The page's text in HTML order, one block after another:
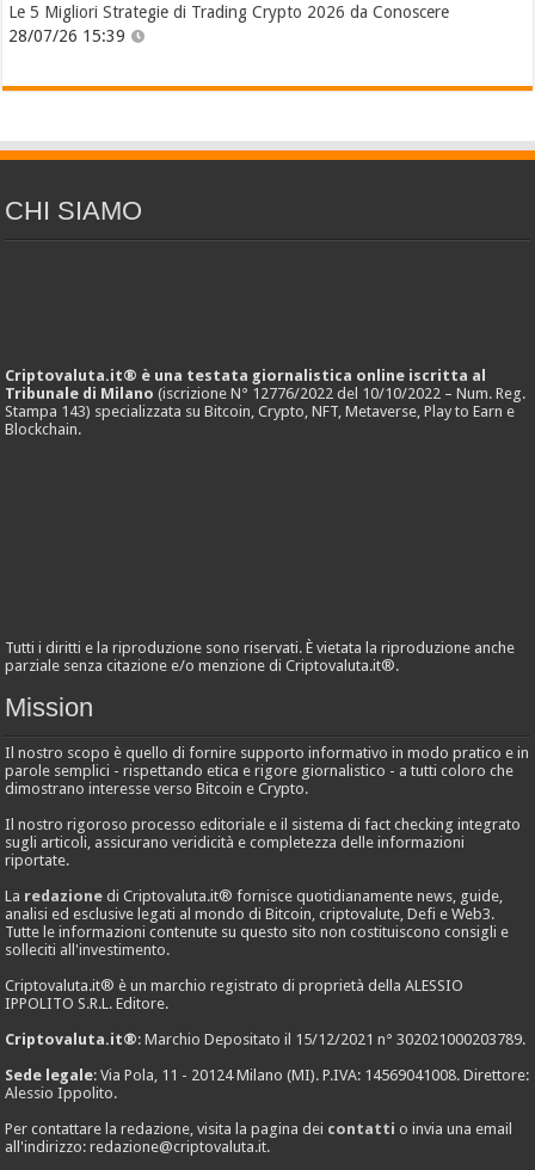
Le 5 Migliori Strategie di Trading Crypto 2026 da Conoscere
28/07/26 15:39
CHI SIAMO
Criptovaluta.it® è una testata giornalistica online iscritta al
Tribunale di Milano (iscrizione N° 12776/2022 del 10/10/2022 – Num. Reg.
Stampa 143) specializzata su Bitcoin, Crypto, NFT, Metaverse, Play to Earn e
Blockchain.
Tutti i diritti e la riproduzione sono riservati. È vietata la riproduzione anche
parziale senza citazione e/o menzione di Criptovaluta.it®.
Mission
Il nostro scopo è quello di fornire supporto informativo in modo pratico e in
parole semplici - rispettando etica e rigore giornalistico - a tutti coloro che
dimostrano interesse verso Bitcoin e Crypto.
Il nostro rigoroso processo editoriale e il sistema di fact checking integrato
sugli articoli, assicurano veridicità e completezza delle informazioni
riportate.
La redazione di Criptovaluta.it® fornisce quotidianamente news, guide,
analisi ed esclusive legati al mondo di Bitcoin, criptovalute, Defi e Web3.
Tutte le informazioni contenute su questo sito non costituiscono consigli e
solleciti all'investimento.
Criptovaluta.it® è un marchio registrato di proprietà della ALESSIO
IPPOLITO S.R.L. Editore.
Criptovaluta.it®: Marchio Depositato il 15/12/2021 n° 302021000203789.
Sede legale: Via Pola, 11 - 20124 Milano (MI). P.IVA: 14569041008. Direttore:
Alessio Ippolito.
Per contattare la redazione, visita la pagina dei contatti o invia una email
all'indirizzo:redazione@criptovaluta.it.